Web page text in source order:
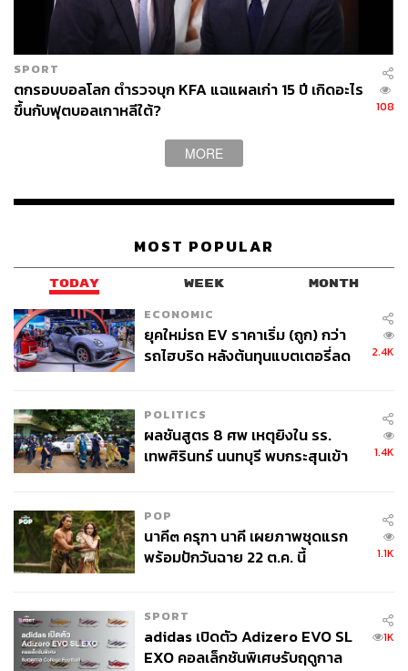
SPORT
ตกรอบบอลโลก ตำรวจบุก KFA แฉแผลเก่า 15 ปี เกิดอะไร
ขึ้นกับฟุตบอลเกาหลีใต้?
108
MORE
MOST POPULAR
TODAY WEEK MONTH
ECONOMIC
ยุคใหม่รถ EV ราคาเริ่ม (ถูก) กว่า
รถไฮบริด หลังต้นทุนแบตเตอรี่ลด
2.4K
POLITICS
ผลชันสูตร 8 ศพ เหตุยิงใน รร.
เทพศิรินทร์ นนทบุรี พบกระสุนเข้า
1.4K
POP
นาคี๓ ครุฑา นาคี เผยภาพชุดแรก
พร้อมปักวันฉาย 22 ต.ค. นี้
1.1K
SPORT
adidas เปิดตัว Adizero EVO SL
EXO คอลเล็กชันพิเศษรับฤดูกาล
1K